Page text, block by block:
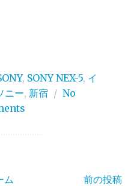
, SONY NEX-5, イ
ニー, 新宿 / No
前の投稿
ム